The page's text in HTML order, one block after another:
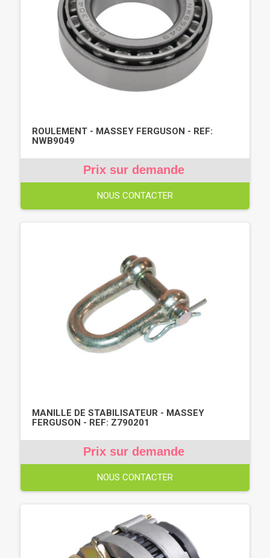
ROULEMENT - MASSEY FERGUSON - REF:
NWB9049
Prix sur demande
NOUS CONTACTER
MANILLE DE STABILISATEUR - MASSEY
FERGUSON - REF: Z790201
Prix sur demande
NOUS CONTACTER